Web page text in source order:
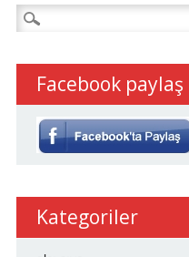
Arama:
Facebook paylaş
Kategoriler